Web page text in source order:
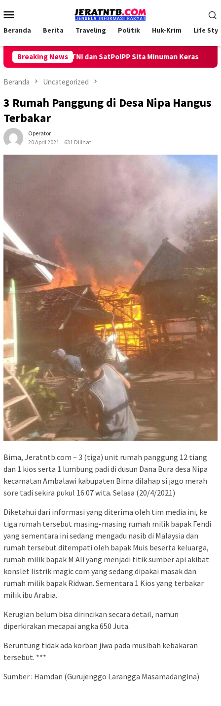
ke
Mobile
Beranda Berita Traveling Politik Huk-Krim Life
Breaking News
bersama TNI dan SatPolPP Sita Minuman Keras
Beranda Uncategorized
3 Rumah Panggung di Desa Nipa Hangus
Terbakar
Operator
20 April 2021
631 Dilihat
Bima, Jeratntb.com – 3 (tiga) unit rumah panggung 12 tiang
dan 1 kios serta 1 lumbung padi di dusun Dana Bura desa Nipa
kecamatan Ambalawi kabupaten Bima dilahap si jago merah
sore tadi sekira pukul 16:07 wita. Selasa (20/4/2021)
Diketahui dari informasi yang diterima oleh tim media ini, ke
tiga rumah tersebut masing-masing rumah milik bapak Fendi
yang sementara ini sedang mengadu nasib di Malaysia dan
rumah tersebut ditempati oleh bapak Muis beserta keluarga,
rumah milik bapak M Ali yang menjadi titik sumber api akibat
konslet listrik magic com yang sedang dipakai masak dan
rumah milik bapak Ridwan. Sementara 1 Kios yang terbakar
milik ibu Arabia.
Kerugian belum bisa dirincikan secara detail, namun
diperkirakan mecapai angka 650 Juta.
Beruntung tidak ada korban jiwa pada musibah kebakaran
tersebut. ***
Sumber : Hamdan (Gurujenggo Larangga Masamadangina)